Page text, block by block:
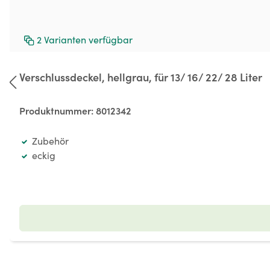
2 Varianten verfügbar
Verschlussdeckel, hellgrau, für 13/ 16/ 22/ 28 Liter
Produktnummer:8012342
Zubehör
eckig